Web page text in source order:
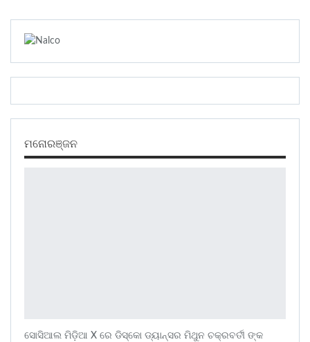
ମନୋରଞ୍ଜନ
ସୋସିଆଲ ମିଡ଼ିଆ X ରେ ଡିସ୍କୋ ଡ୍ୟାନ୍ସର ମିଥୁନ ଚକ୍ରବର୍ତୀ ଙ୍କ